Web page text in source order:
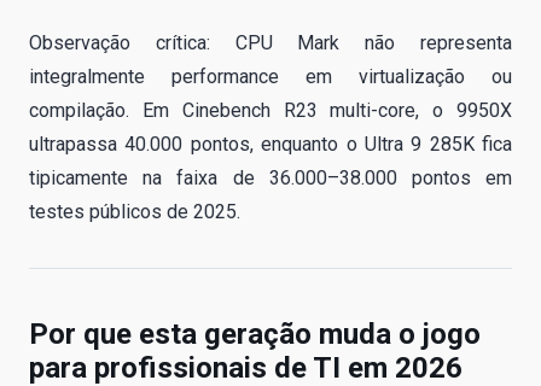
Observação crítica: CPU Mark não representa
integralmente performance em virtualização ou
compilação. Em Cinebench R23 multi-core, o 9950X
ultrapassa 40.000 pontos, enquanto o Ultra 9 285K fica
tipicamente na faixa de 36.000–38.000 pontos em
testes públicos de 2025.
Por que esta geração muda o jogo
para profissionais de TI em 2026